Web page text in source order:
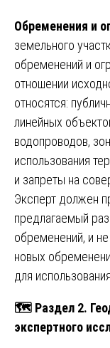
Обременения и
земельного
обременений и
отношении
относятся:
линейных
водопроводов,
использования
и запреты на
Эксперт должен
предлагаемый
обременений, и
новых
для
🗺️ Раздел 2.
экспертного